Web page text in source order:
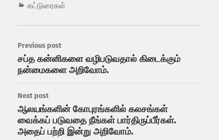
கட்டுரைகள்
Previous post
சப்த கன்னிகளை வழிபடுவதால் கிடைக்கும்
நன்மைகளை அறிவோம்.
Next post
ஆலயங்களின் கோபுரங்களில் கலசங்கள்
வைக்கப் படுவதை நீங்கள் பார்திருப்பீர்கள்.
அதைப் பற்றி இன்று அறிவோம்.